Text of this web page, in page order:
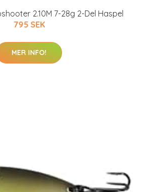
2.10M 7-28g 2-Del Haspel
795 SEK
MER INFO!